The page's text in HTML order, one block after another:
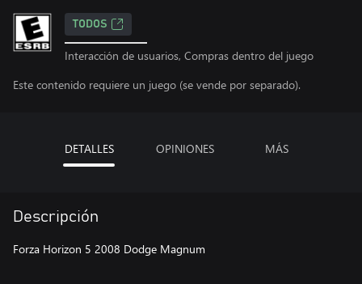
TODOS
Interacción de usuarios, Compras dentro del juego
Este contenido requiere un juego (se vende por separado).
DETALLES OPINIONES MÁS
Descripción
Forza Horizon 5 2008 Dodge Magnum